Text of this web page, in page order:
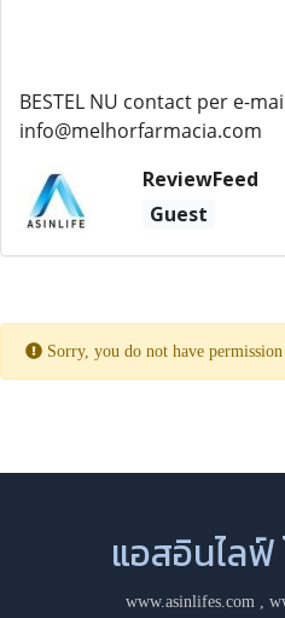
BESTEL NU contact per e-
info@melhorfarmacia.com
ReviewFeed
Guest
Sorry, you do not have permission
แอสอินไลฟ์
www.asinlifes.com,